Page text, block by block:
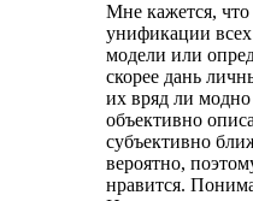
Мне кажется,
унификации
модели или
скорее дань
их вряд ли
объективно
субъективно
вероятно,
нравится.